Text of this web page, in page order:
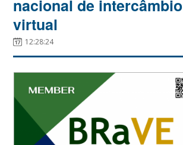
nacional de intercâmbio
virtual
12:28:24